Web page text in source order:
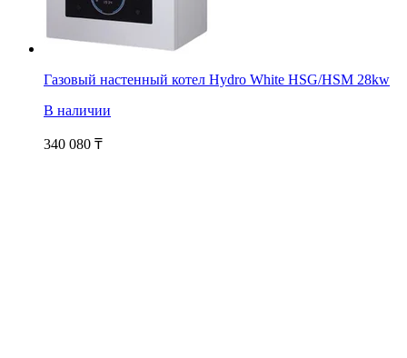
Газовый настенный котел Hydro White HSG/HSM 28kw
В наличии
340 080 ₸